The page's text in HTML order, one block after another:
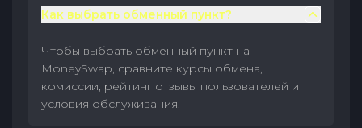
Как выбрать обменный пункт?
Чтобы выбрать обменный пункт на
MoneySwap, сравните курсы обмена,
комиссии, рейтинг отзывы пользователей и
условия обслуживания.